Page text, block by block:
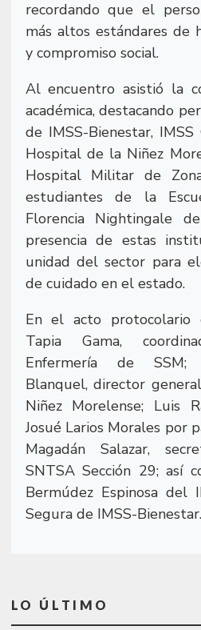
recordando que el
más altos estándares de
y compromiso social.
Al encuentro asistió la
académica, destacando
de IMSS-Bienestar, IMSS
Hospital de la Niñez
Hospital Militar de
estudiantes de la
Florencia Nightingale
presencia de estas
unidad del sector para
de cuidado en el estado.
En el acto protocolario
Tapia Gama,
Enfermería de SSM;
Blanquel, director
Niñez Morelense; Luis
Josué Larios Morales por
Magadán Salazar,
SNTSA Sección 29; así
Bermúdez Espinosa del
Segura de IMSS-Bienestar.
LO ÚLTIMO